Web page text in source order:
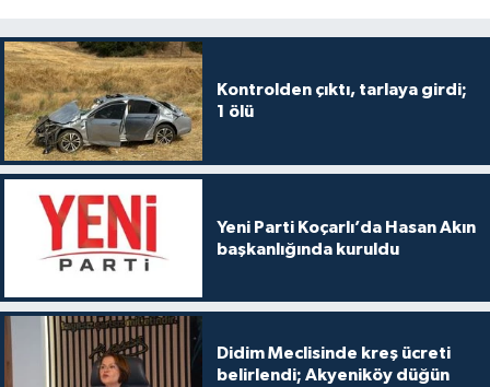
Kontrolden çıktı, tarlaya girdi;
1 ölü
Yeni Parti Koçarlı’da Hasan Akın
başkanlığında kuruldu
Didim Meclisinde kreş ücreti
belirlendi; Akyeniköy düğün